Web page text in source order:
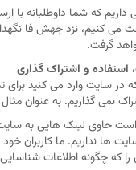
که شما داوطلبانه با
می کنیم، نزد جهش فا
گرفت.
استفاده و اشتراک گذاری
که در سایت وارد می کنید
نمی گذاریم. به عنوان
لینک هایی به سایت
نداریم. ما کاربران خود
چگونه اطلاعات